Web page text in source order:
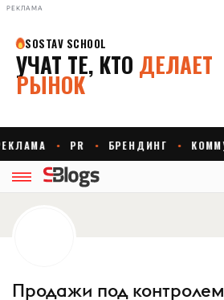
РЕКЛАМА
Продажи под контролем